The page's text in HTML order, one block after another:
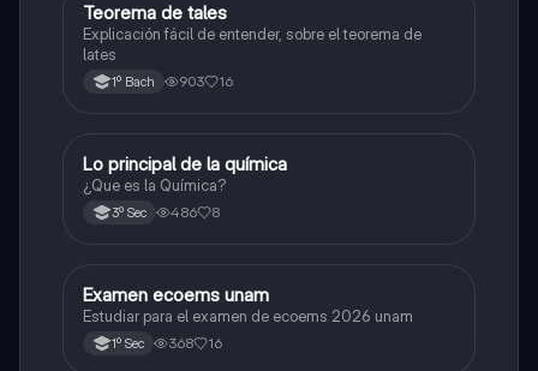
Matemáticas
Teorema de tales
Explicación fácil de entender, sobre el teorema de
lates
1º Bach 903 16
Química
Lo principal de la química
¿Que es la Química?
3º Sec 486 8
Español
Examen ecoems unam
Estudiar para el examen de ecoems 2026 unam
1º Sec 368 16